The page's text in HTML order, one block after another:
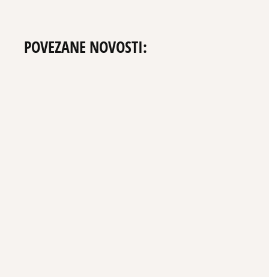
POVEZANE NOVOSTI: